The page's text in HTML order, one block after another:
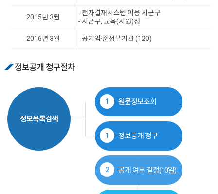
2015년 3월
- 전자결재시스템 이용 시군구
- 시군구, 교육(지원)청
2016년 3월 - 공기업·준정부기관 (120)
정보공개 청구절차
정보목록검색
1 원문정보조회
1 정보공개 청구
2 공개 여부 결정(10일)